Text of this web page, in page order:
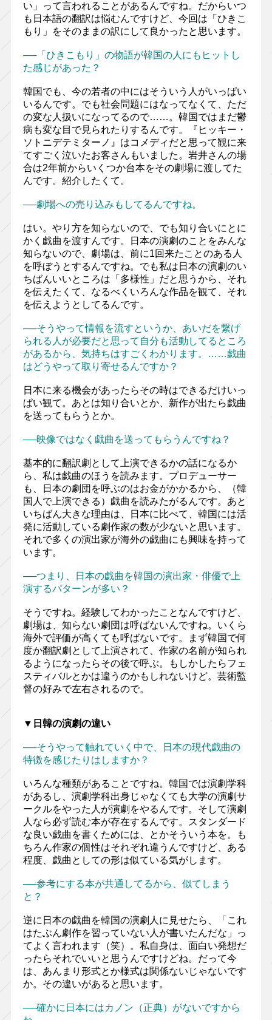
い」って言われることがあるんですね。だからいつ
も日本語の翻訳は悩むんですけど、今回は「ひきこ
もり」をそのままの訳にして良かったと思います。
──「ひきこもり」の物語が韓国の人にもヒットし
た感じがあった？
韓国でも、今の若者の中にはそういう人がいっぱい
いるんです。でも社会問題にはなってなくて、ただ
の変な人扱いになってるので……。韓国ではまだ鬱
病も変な目で見られたりするんです。『ヒッキー・
ソトニデテミターノ』はコメディだと思って観に来
てすごく泣いたお客さんもいました。岩井さんの場
合は2年前からいくつか台本をその劇場に渡してた
んです。紹介したくて。
──劇場への売り込みもしてるんですね。
はい。やり方を知らないので、でも知り合いにとに
かく戯曲を渡すんです。日本の演劇のことをみんな
知らないので、劇場は、前に1回来たことのある人
を呼ぼうとするんですね。でも私は日本の演劇のい
ちばんいいところは「多様性」だと思うから、それ
を伝えたくて、なるべくいろんな作品を観て、それ
を伝えようとしてるんです。
──そうやって情報を流すというか、あいだを繋げ
られる人が必要だと思って自分も活動してるところ
があるから、気持ちはすごくわかります。……戯曲
はどうやって取り寄せるんですか？
日本に来る機会があったらその時はできるだけいっ
ぱい観て。あとは知り合いとか、新作が出たら戯曲
を送ってもらうとか。
──映像ではなく戯曲を送ってもらうんですね？
基本的に翻訳劇として上演できるかの話になるか
ら、私は戯曲のほうを読みます。プロデューサー
も、日本の劇団を呼ぶのはお金がかかるから、（韓
国人で上演できる）戯曲を読みたがるんです。あと
いちばん大きな理由は、日本に比べて、韓国には活
発に活動している劇作家の数が少ないと思います。
それで多くの演出家が海外の戯曲にも興味を持って
います。
──つまり、日本の戯曲を韓国の演出家・俳優で上
演するパターンが多い？
そうですね。経験してわかったことなんですけど、
劇場は、知らない劇団は呼ばないんですね。いくら
海外で評価が高くても呼ばないです。まず韓国で何
度か翻訳劇として上演されて、作家の名前が知られ
るようになったらその後で呼ぶ。もしかしたらフェ
スティバルとかは違うのかもしれないけど。芸術監
督の好みで左右されるので。
▼日韓の演劇の違い
──そうやって触れていく中で、日本の現代戯曲の
特徴を感じたりはしますか？
いろんな種類があることですね。韓国では演劇学科
があるし、演劇学科出身じゃなくても大学の演劇サ
ークルをやった人が演劇をやるんです。そして演劇
人なら必ず読む本が存在するんです。スタンダード
な良い戯曲を書くためには、とかそういう本を。も
ちろん作家の個性はそれぞれ違うんですけど、ある
程度、戯曲としての形は似ている気がします。
──参考にする本が共通してるから、似てしまう
と？
逆に日本の戯曲を韓国の演劇人に見せたら、「これ
はたぶん劇作を習っていない人が書いたんだな」っ
てよく言われます（笑）。私自身は、面白い発想だ
ったらそれでいいと思うんですけどね。だって今
は、あんまり形式とか様式は関係ないじゃないです
か。その違いがあると思います。
──確かに日本にはカノン（正典）がないですから